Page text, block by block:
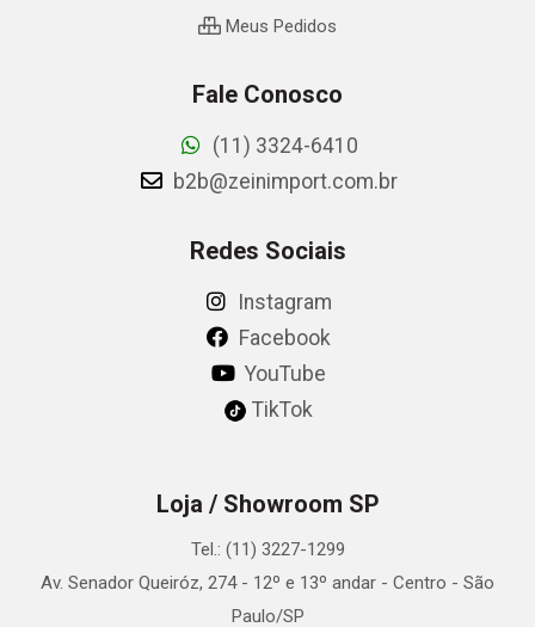
Meus Pedidos
Fale Conosco
(11) 3324-6410
b2b@zeinimport.com.br
Redes Sociais
Instagram
Facebook
YouTube
TikTok
Loja / Showroom SP
Tel.: (11) 3227-1299
Av. Senador Queiróz, 274 - 12º e 13º andar - Centro - São
Paulo/SP